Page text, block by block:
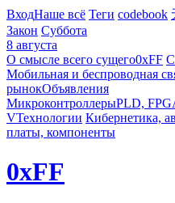
ВходНаше всё Теги codebook
Закон Суббота
8 августа
О смысле всего сущего0xFF
Мобильная и беспроводная
рынокОбъявления
МикроконтроллерыPLD,
VТехнологии Кибернетика,
платы, компоненты
0xFF